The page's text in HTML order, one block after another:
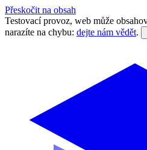
Přeskočit na obsah
Testovací provoz, web může
narazíte na chybu: dejte nám vědět.